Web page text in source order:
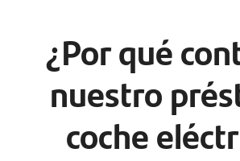
¿Por qué
nuestro
coche